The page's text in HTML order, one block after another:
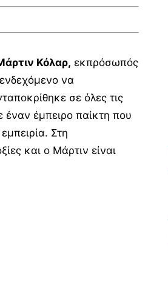
Κόλαρ, εκπρόσωπός
να
σε όλες τις
έναν έμπειρο παίκτη που
Στη
και ο Μάρτιν είναι